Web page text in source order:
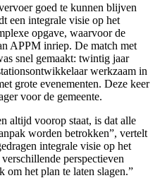
goed te kunnen blijven
een integrale visie op het
opgave, waarvoor de
APPM inriep. De match met
snel gemaakt: twintig jaar
werkzaam in
grote evenementen. Deze keer
voor de gemeente.
altijd voorop staat, is dat alle
worden betrokken”, vertelt
integrale visie op het
perspectieven
om het plan te laten slagen.”